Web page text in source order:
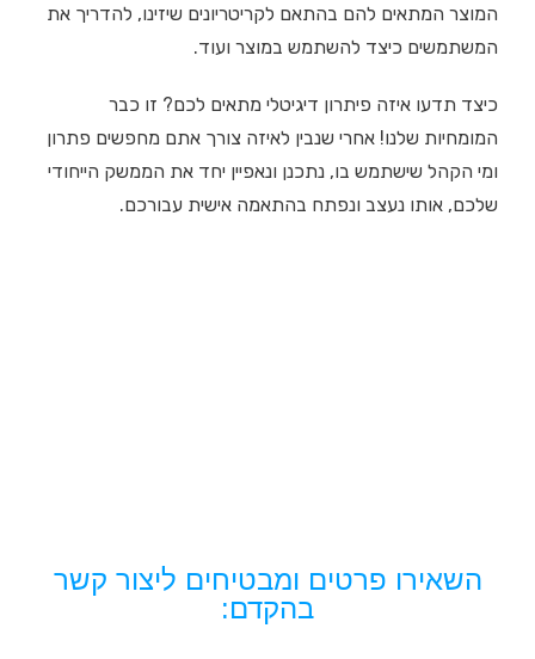
המוצר המתאים להם בהתאם לקריטריונים שיזינו, להדריך את
המשתמשים כיצד להשתמש במוצר ועוד.
כיצד תדעו איזה פיתרון דיגיטלי מתאים לכם? זו כבר
המומחיות שלנו! אחרי שנבין לאיזה צורך אתם מחפשים פתרון
ומי הקהל שישתמש בו, נתכנן ונאפיין יחד את הממשק הייחודי
שלכם, אותו נעצב ונפתח בהתאמה אישית עבורכם.
השאירו פרטים ומבטיחים ליצור קשר
בהקדם: